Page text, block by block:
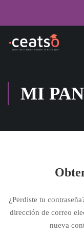
MI
¿Perdiste tu
dirección de correo
nueva